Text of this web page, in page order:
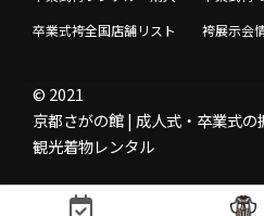
卒業式袴全国店舗リスト
袴展示会
© 2021
京都さがの館 | 成人式・卒業式
観光着物レンタル